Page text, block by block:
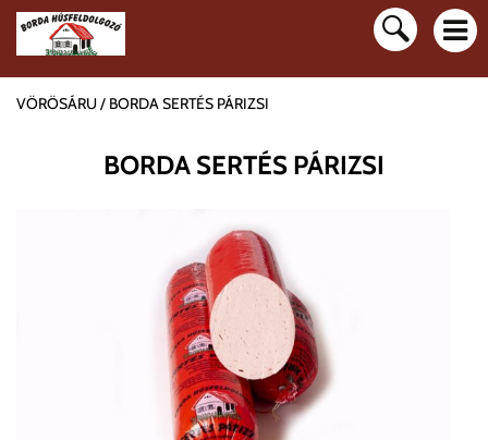
VÖRÖSÁRU BORDA SERTÉS PÁRIZSI
BORDA SERTÉS PÁRIZSI